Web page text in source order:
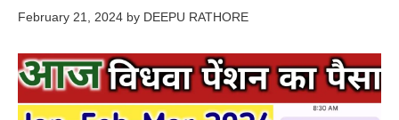
February 21, 2024 by DEEPU RATHORE